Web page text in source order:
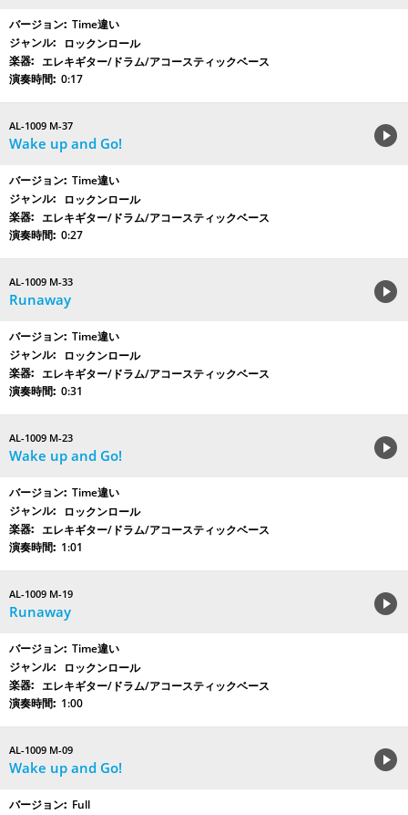
Time違い
ロックンロール
エレキギター/ドラム/アコースティックベース
0:17
AL-1009 M-37
Wake up and Go!
Time違い
ロックンロール
エレキギター/ドラム/アコースティックベース
0:27
AL-1009 M-33
Runaway
Time違い
ロックンロール
エレキギター/ドラム/アコースティックベース
0:31
AL-1009 M-23
Wake up and Go!
Time違い
ロックンロール
エレキギター/ドラム/アコースティックベース
1:01
AL-1009 M-19
Runaway
Time違い
ロックンロール
エレキギター/ドラム/アコースティックベース
1:00
AL-1009 M-09
Wake up and Go!
Full